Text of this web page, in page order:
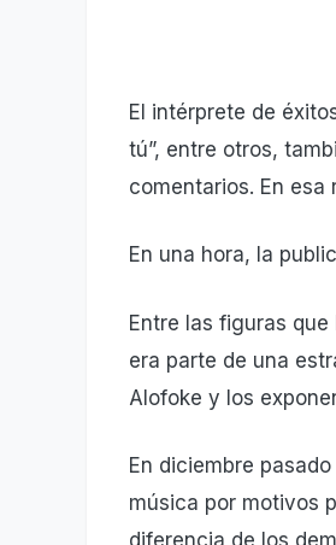
El intérprete de
tú”, entre otros,
comentarios. En
En una hora, la
Entre las figuras
era parte de una
Alofoke y los
En diciembre
música por motivos